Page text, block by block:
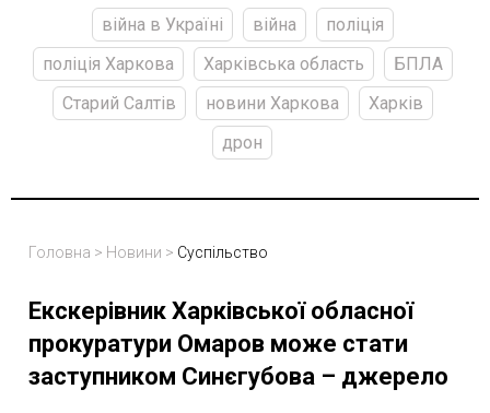
війна в Україні війна
поліція
поліція Харкова
Харківська область
БПЛА
Старий Салтів
новини Харкова
Харків
дрон
Головна > Новини > Суспільство
Екскерівник Харківської обласної
прокуратури Омаров може стати
заступником Синєгубова – джерело